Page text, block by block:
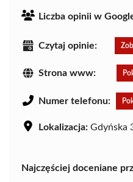
Liczba opinii w
Czytaj opinie:
Strona www:
Numer telefonu:
Lokalizacja: Gdyńska
Najczęściej doceniane